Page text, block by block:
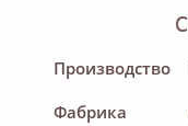
Производство
Фабрика